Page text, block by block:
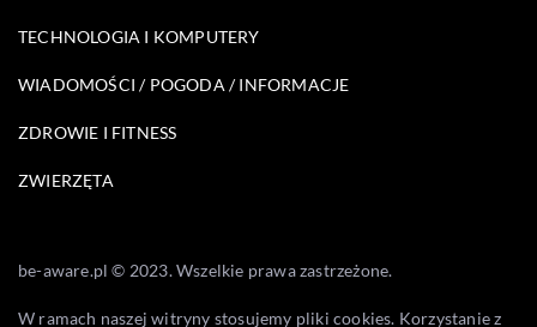
TECHNOLOGIA I KOMPUTERY
WIADOMOŚCI / POGODA / INFORMACJE
ZDROWIE I FITNESS
ZWIERZĘTA
be-aware.pl © 2023. Wszelkie prawa zastrzeżone.
W ramach naszej witryny stosujemy pliki cookies. Korzystanie z